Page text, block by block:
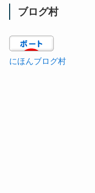
ブログ村
にほんブログ村